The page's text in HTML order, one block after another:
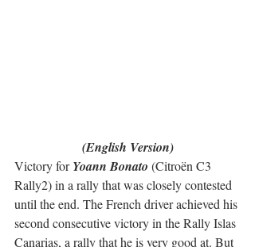
(English Version)
Victory for Yoann Bonato (Citroën C3
Rally2) in a rally that was closely contested
until the end. The French driver achieved his
second consecutive victory in the Rally Islas
Canarias, a rally that he is very good at. But